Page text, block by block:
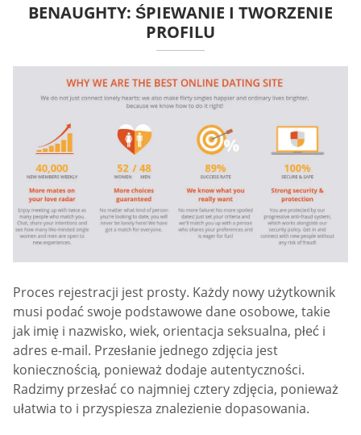
BENAUGHTY: ŚPIEWANIE I TWORZENIE
PROFILU
Proces rejestracji jest prosty. Każdy nowy użytkownik
musi podać swoje podstawowe dane osobowe, takie
jak imię i nazwisko, wiek, orientacja seksualna, płeć i
adres e-mail. Przesłanie jednego zdjęcia jest
koniecznością, ponieważ dodaje autentyczności.
Radzimy przesłać co najmniej cztery zdjęcia, ponieważ
ułatwia to i przyspiesza znalezienie dopasowania.